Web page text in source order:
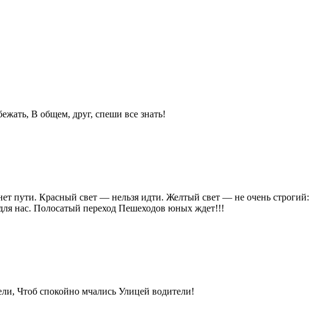
В общем, друг, спеши все знать!
пути. Красный свет — нельзя идти. Желтый свет — не очень строгий:
нас. Полосатый переход Пешеходов юных ждет!!!
Чтоб спокойно мчались Улицей водители!